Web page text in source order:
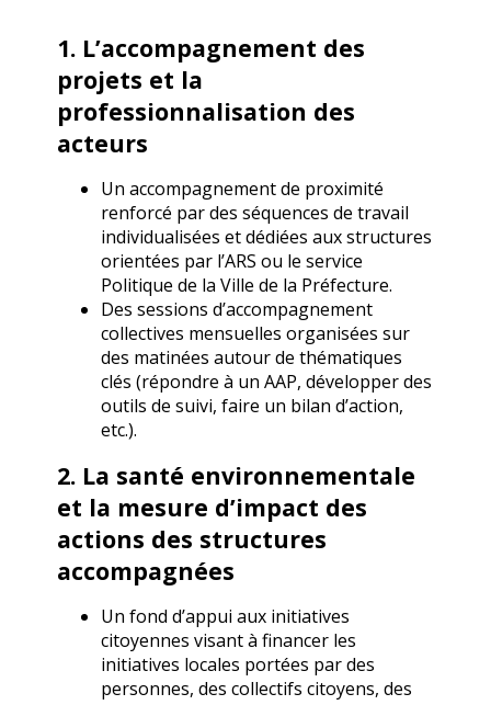
1. L’accompagnement des
projets et la
professionnalisation des
acteurs
Un accompagnement de proximité
renforcé par des séquences de travail
individualisées et dédiées aux structures
orientées par l’ARS ou le service
Politique de la Ville de la Préfecture.
Des sessions d’accompagnement
collectives mensuelles organisées sur
des matinées autour de thématiques
clés (répondre à un AAP, développer des
outils de suivi, faire un bilan d’action,
etc.).
2. La santé environnementale
et la mesure d’impact des
actions des structures
accompagnées
Un fond d’appui aux initiatives
citoyennes visant à financer les
initiatives locales portées par des
personnes, des collectifs citoyens, des